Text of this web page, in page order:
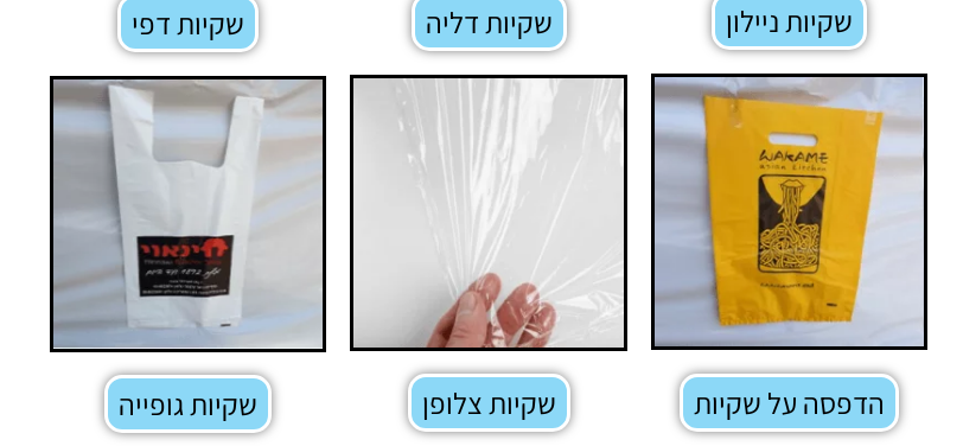
שקיות ניילון
הדפסה על שקיות
שקיות דליה
שקיות צלופן
שקיות דפי
שקיות גופייה